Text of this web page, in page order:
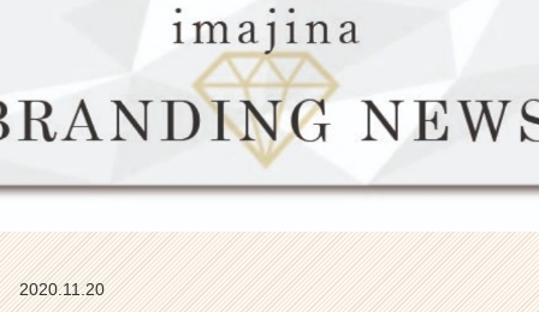
シ
ン
【株
式
マ
2020.11.20